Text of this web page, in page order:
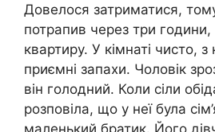
Довелося затриматися,
потрапив через три години,
квартиру. У кімнаті чисто, з
приємні запахи. Чоловік
він голодний. Коли сіли
розповіла, що у неї була